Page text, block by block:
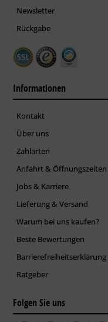
Newsletter
Rückgabe
Informationen
Kontakt
Über uns
Zahlarten
Anfahrt & Öffnungszeiten
Jobs & Karriere
Lieferung & Versand
Warum bei uns kaufen?
Beste Bewertungen
Barrierefreiheitserklärung
Ratgeber
Folgen Sie uns